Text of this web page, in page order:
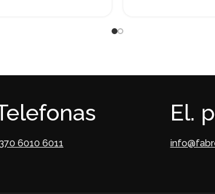
6010 6011
El.